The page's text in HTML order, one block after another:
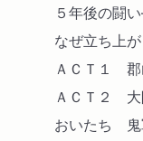
５年後の闘
なぜ立ち上
ＡＣＴ１ 郡
ＡＣＴ２ 大
おいたち 鬼